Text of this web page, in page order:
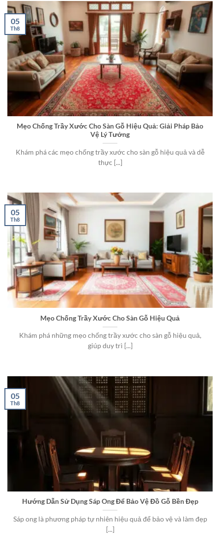
Mẹo Chống Trầy Xước Cho Sàn Gỗ Hiệu Quả: Giải Pháp Bảo
Vệ Lý Tưởng
Khám phá các mẹo chống trầy xước cho sàn gỗ hiệu quả và dễ
thực [...]
05
Th8
Mẹo Chống Trầy Xước Cho Sàn Gỗ Hiệu Quả
Khám phá những mẹo chống trầy xước cho sàn gỗ hiệu quả,
giúp duy trì [...]
05
Th8
Hướng Dẫn Sử Dụng Sáp Ong Để Bảo Vệ Đồ Gỗ Bền Đẹp
Sáp ong là phương pháp tự nhiên hiệu quả để bảo vệ và làm đẹp
[...]
05
Th8